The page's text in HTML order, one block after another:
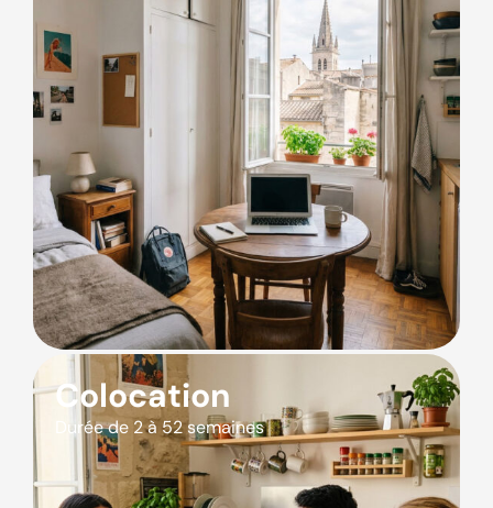
Colocation
Durée de 2 à 52 semaines